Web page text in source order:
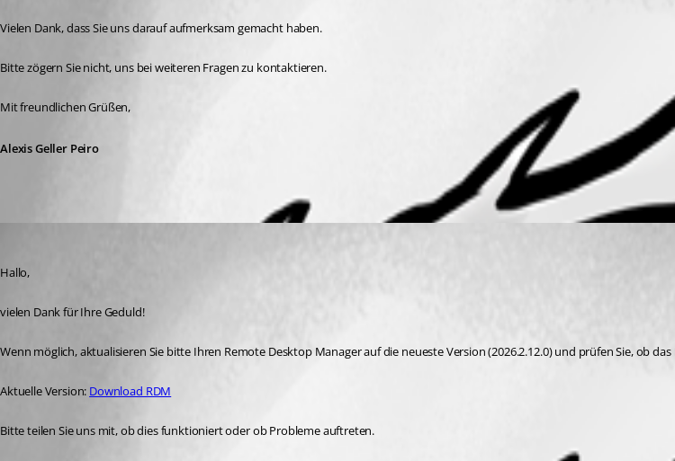
Vielen Dank, dass Sie uns darauf aufmerksam gemacht haben.
Bitte zögern Sie nicht, uns bei weiteren Fragen zu kontaktieren.
Mit freundlichen Grüßen,
Alexis Geller Peiro
Hallo,
vielen Dank für Ihre Geduld!
Wenn möglich, aktualisieren Sie bitte Ihren Remote Desktop Manager auf die neueste Version (2026.2.12.0) und prüfen Sie, ob
Aktuelle Version: Download RDM
Bitte teilen Sie uns mit, ob dies funktioniert oder ob Probleme auftreten.